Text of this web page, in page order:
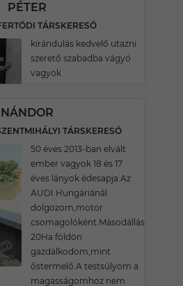
PÉTER
TÁRSKERESŐ
kirándulás kedvelő utazni
szerető szabadba vágyó
vagyok
NÁNDOR
TÁRSKERESŐ
50 éves 2013-ban elvált
ember vagyok 18 és 17
éves lányok édesapja.Az
AUDI Hungáriánál
dolgozom,motor
csomagolóként.Másodállásom
20Ha földön
gazdálkodom,mint
őstermelő.A testsúlyom a
magasságomhoz nem